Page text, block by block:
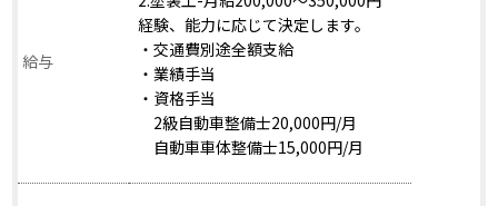
給与
経験、能力に応じて決定します。
・交通費別途全額支給
・業績手当
・資格手当
2級自動車整備士20,000円/月
自動車車体整備士15,000円/月